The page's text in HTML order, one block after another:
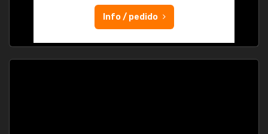
Info / pedido